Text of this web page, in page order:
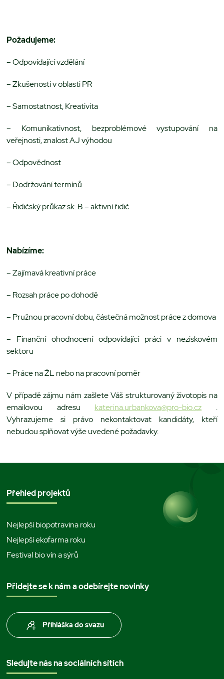
Požadujeme:
– Odpovídající vzdělání
– Zkušenosti v oblasti PR
– Samostatnost, Kreativita
– Komunikativnost, bezproblémové vystupování na
veřejnosti, znalost AJ výhodou
– Odpovědnost
– Dodržování termínů
– Řidičský průkaz sk. B – aktivní řidič
Nabízíme:
– Zajímavá kreativní práce
– Rozsah práce po dohodě
– Pružnou pracovní dobu, částečná možnost práce z domova
– Finanční ohodnocení odpovídající práci v neziskovém
sektoru
– Práce na ŽL nebo na pracovní poměr
V případě zájmu nám zašlete Váš strukturovaný životopis na
emailovou adresu katerina.urbankova@pro-bio.cz .
Vyhrazujeme si právo nekontaktovat kandidáty, kteří
nebudou splňovat výše uvedené požadavky.
Přehled projektů
Nejlepší biopotravina roku
Nejlepší ekofarma roku
Festival bio vín a sýrů
Přidejte se k nám a odebírejte novinky
Přihláška do svazu
Sledujte nás na sociálních sítích